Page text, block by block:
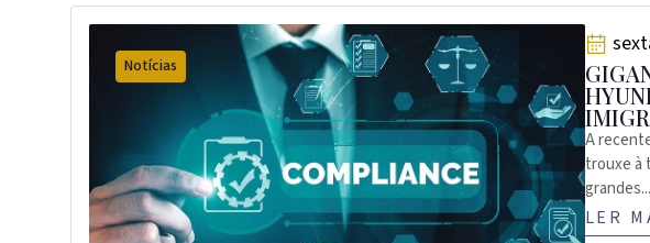
Notícias
A
trouxe à
grandes...
LER